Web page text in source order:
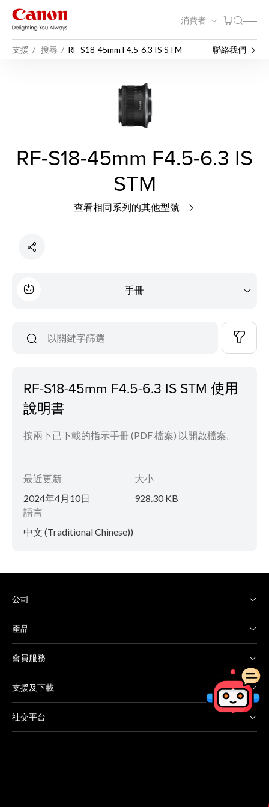
消費者
支援 搜尋 RF-S18-45mm F4.5-6.3 IS STM 聯絡我們
RF-S18-45mm F4.5-6.3 IS
STM
查看相同系列的其他型號
手冊
RF-S18-45mm F4.5-6.3 IS STM 使用
說明書
按兩下已下載的指示手冊 (PDF 檔案) 以開啟檔案。
最近更新
2024年4月10日
大小
928.30 KB
語言
中文 (Traditional Chinese))
公司
產品
會員服務
支援及下載
社交平台